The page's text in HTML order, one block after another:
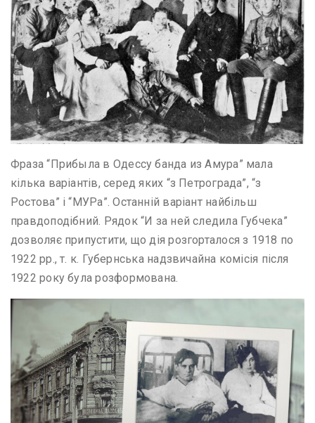
Фраза “Прибыла в Одессу банда из Амура” мала
кілька варіантів, серед яких “з Петрограда”, “з
Ростова” і “МУРа”. Останній варіант найбільш
правдоподібний. Рядок “И за ней следила Губчека”
дозволяє припустити, що дія розгорталося з 1918 по
1922 рр., т. к. Губернська надзвичайна комісія після
1922 року була розформована.